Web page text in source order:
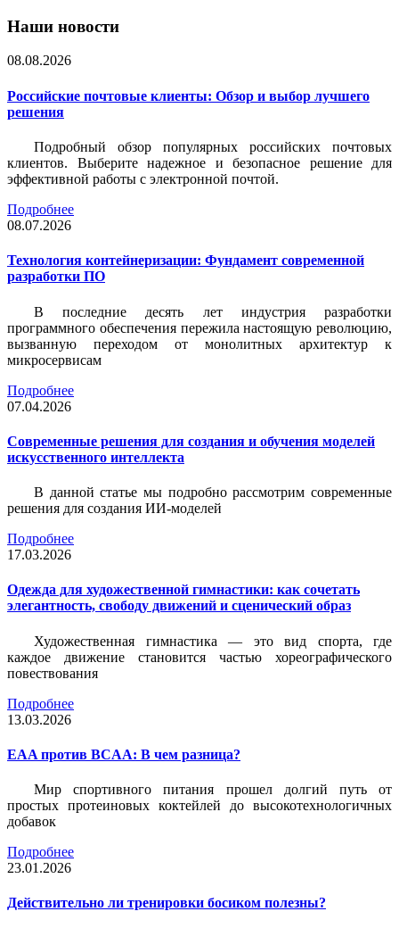
Наши новости
08.08.2026
Российские почтовые клиенты: Обзор и выбор лучшего
решения
Подробный обзор популярных российских почтовых
клиентов. Выберите надежное и безопасное решение для
эффективной работы с электронной почтой.
Подробнее
08.07.2026
Технология контейнеризации: Фундамент современной
разработки ПО
В последние десять лет индустрия разработки
программного обеспечения пережила настоящую революцию,
вызванную переходом от монолитных архитектур к
микросервисам
Подробнее
07.04.2026
Современные решения для создания и обучения моделей
искусственного интеллекта
В данной статье мы подробно рассмотрим современные
решения для создания ИИ-моделей
Подробнее
17.03.2026
Одежда для художественной гимнастики: как сочетать
элегантность, свободу движений и сценический образ
Художественная гимнастика — это вид спорта, где
каждое движение становится частью хореографического
повествования
Подробнее
13.03.2026
EAA против BCAA: В чем разница?
Мир спортивного питания прошел долгий путь от
простых протеиновых коктейлей до высокотехнологичных
добавок
Подробнее
23.01.2026
Действительно ли тренировки босиком полезны?